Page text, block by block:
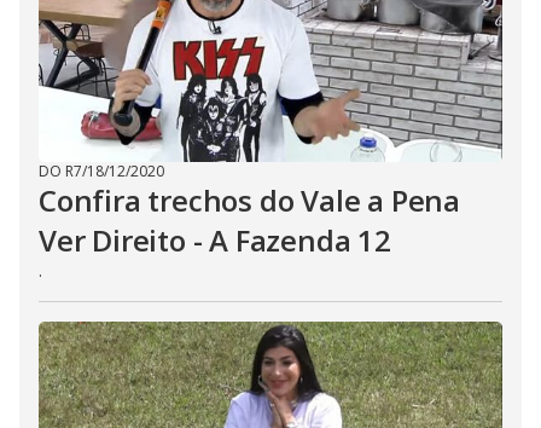
DO R7/18/12/2020
Confira trechos do Vale a Pena
Ver Direito - A Fazenda 12
.